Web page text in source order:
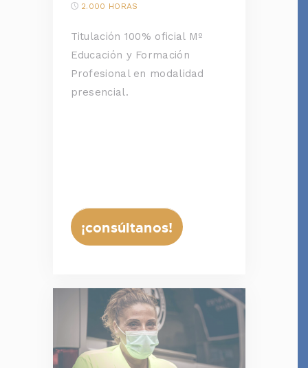
2.000 HORAS
Titulación 100% oficial Mº
Educación y Formación
Profesional en modalidad
presencial.
¡consúltanos!